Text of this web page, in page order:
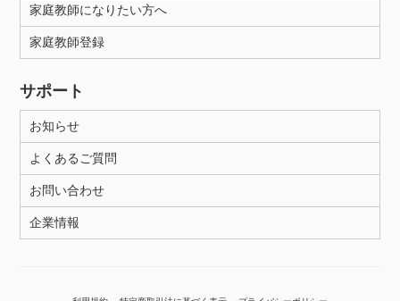
家庭教師になりたい方へ
家庭教師登録
サポート
お知らせ
よくあるご質問
お問い合わせ
企業情報